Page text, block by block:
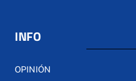
INFO
OPINIÓN